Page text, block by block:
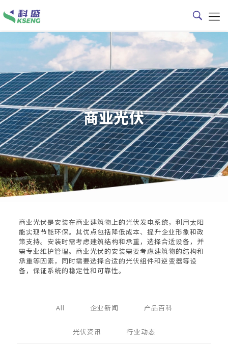
商业光伏
商业光伏是安装在商业建筑物上的光伏发电系统，利用太阳
能实现节能环保。其优点包括降低成本、提升企业形象和政
策支持。安装时需考虑建筑结构和承重，选择合适设备，并
需专业维护管理。商业光伏的安装需要考虑建筑物的结构和
承重等因素，同时需要选择合适的光伏组件和逆变器等设
备，保证系统的稳定性和可靠性。
All 企业新闻 产品百科
光伏资讯 行业动态